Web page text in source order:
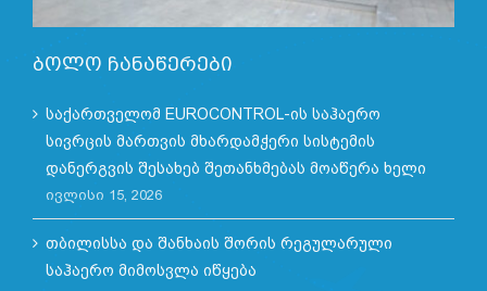
ბოლო ჩანაწერები
საქართველომ EUROCONTROL-ის საჰაერო
სივრცის მართვის მხარდამჭერი სისტემის
დანერგვის შესახებ შეთანხმებას მოაწერა ხელი
ივლისი 15, 2026
თბილისსა და შანხაის შორის რეგულარული
საჰაერო მიმოსვლა იწყება